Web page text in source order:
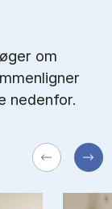
om
nedenfor.